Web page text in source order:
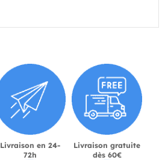
Livraison en 24-
72h
Livraison gratuite
dès 60€